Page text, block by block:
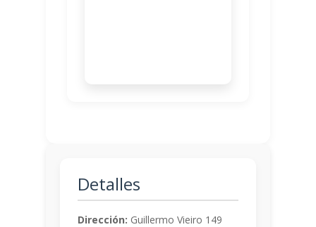
Detalles
Dirección: Guillermo Vieiro 149